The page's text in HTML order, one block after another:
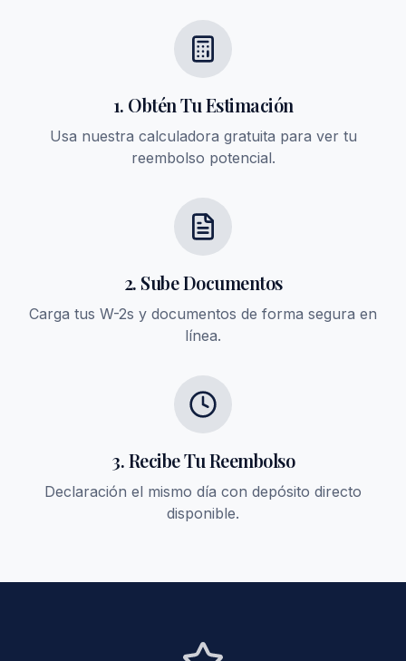
1. Obtén Tu Estimación
Usa nuestra calculadora gratuita para ver tu
reembolso potencial.
2. Sube Documentos
Carga tus W-2s y documentos de forma segura en
línea.
3. Recibe Tu Reembolso
Declaración el mismo día con depósito directo
disponible.